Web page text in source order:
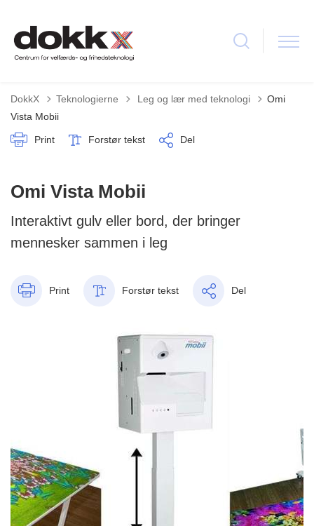
DokkX Teknologierne Tilbage til
Leg og lær med teknologi
Omi
Vista Mobii
Print Forstør tekst Del
Omi Vista Mobii
Interaktivt gulv eller bord, der bringer
mennesker sammen i leg
Print Forstør tekst Del